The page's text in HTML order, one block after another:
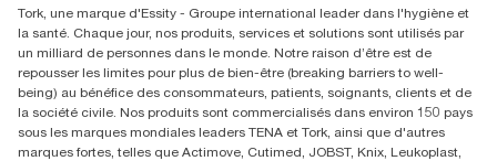
Essity Belgium NV
Berkenlaan 8B
1831 MACHELEN
Tork, une marque d'Essity - Groupe international leader dans l'hygiène et
la santé. Chaque jour, nos produits, services et solutions sont utilisés par
un milliard de personnes dans le monde. Notre raison d’être est de
repousser les limites pour plus de bien-être (breaking barriers to well-
being) au bénéfice des consommateurs, patients, soignants, clients et de
la société civile. Nos produits sont commercialisés dans environ 150 pays
sous les marques mondiales leaders TENA et Tork, ainsi que d'autres
marques fortes, telles que Actimove, Cutimed, JOBST, Knix, Leukoplast,